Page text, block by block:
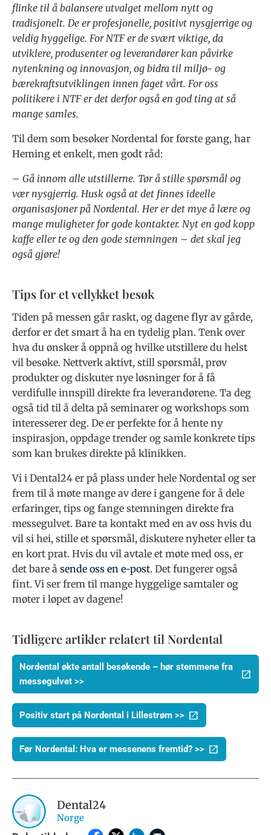
flinke til å balansere utvalget mellom nytt og
tradisjonelt. De er profesjonelle, positivt nysgjerrige og
veldig hyggelige. For NTF er de svært viktige, da
utviklere, produsenter og leverandører kan påvirke
nytenkning og innovasjon, og bidra til miljø- og
bærekraftsutviklingen innen faget vårt. For oss
politikere i NTF er det derfor også en god ting at så
mange samles.
Til dem som besøker Nordental for første gang, har
Heming et enkelt, men godt råd:
– Gå innom alle utstillerne. Tør å stille spørsmål og
vær nysgjerrig. Husk også at det finnes ideelle
organisasjoner på Nordental. Her er det mye å lære og
mange muligheter for gode kontakter. Nyt en god kopp
kaffe eller te og den gode stemningen – det skal jeg
også gjøre!
Tips for et vellykket besøk
Tiden på messen går raskt, og dagene flyr av gårde,
derfor er det smart å ha en tydelig plan. Tenk over
hva du ønsker å oppnå og hvilke utstillere du helst
vil besøke. Nettverk aktivt, still spørsmål, prøv
produkter og diskuter nye løsninger for å få
verdifulle innspill direkte fra leverandørene. Ta deg
også tid til å delta på seminarer og workshops som
interesserer deg. De er perfekte for å hente ny
inspirasjon, oppdage trender og samle konkrete tips
som kan brukes direkte på klinikken.
Vi i Dental24 er på plass under hele Nordental og ser
frem til å møte mange av dere i gangene for å dele
erfaringer, tips og fange stemningen direkte fra
messegulvet. Bare ta kontakt med en av oss hvis du
vil si hei, stille et spørsmål, diskutere nyheter eller ta
en kort prat. Hvis du vil avtale et møte med oss, er
det bare å sende oss en e-post. Det fungerer også
fint. Vi ser frem til mange hyggelige samtaler og
møter i løpet av dagene!
Tidligere artikler relatert til Nordental
Nordental økte antall besøkende – hør stemmene fra
messegulvet >>
Positiv start på Nordental i Lillestrøm >>
Før Nordental: Hva er messenens fremtid? >>
Dental24
Norge